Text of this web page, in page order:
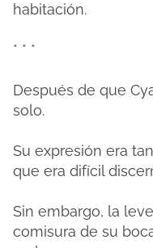
habitación.
* * *
Después de que
solo.
Su expresión era
que era difícil
Sin embargo, la
comisura de su